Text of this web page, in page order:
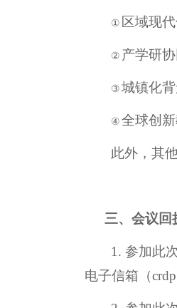
① 区域现
② 产学研
③ 城镇化
④ 全球创
此外，其
三、会议回
1.参加此
电子信箱（